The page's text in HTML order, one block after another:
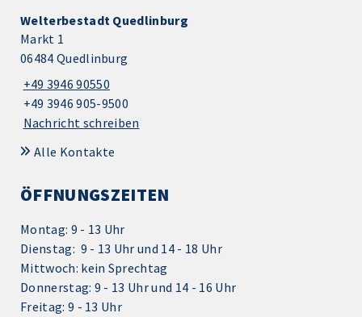
Welterbestadt Quedlinburg
Markt 1
06484 Quedlinburg
+49 3946 90550
+49 3946 905-9500
Nachricht schreiben
Alle Kontakte
ÖFFNUNGSZEITEN
Montag: 9 - 13 Uhr
Dienstag: 9 - 13 Uhr und 14 - 18 Uhr
Mittwoch: kein Sprechtag
Donnerstag: 9 - 13 Uhr und 14 - 16 Uhr
Freitag: 9 - 13 Uhr